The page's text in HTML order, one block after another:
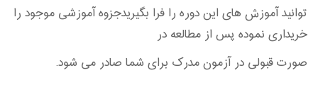
توانید آموزش های این دوره را فرا بگیریدجزوه آموزشی موجود را
خریداری نموده پس از مطالعه در
صورت قبولی در آزمون مدرک برای شما صادر می شود.